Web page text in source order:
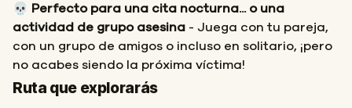
💀
Perfecto para una cita nocturna... o una
actividad de grupo asesina - Juega con tu pareja,
con un grupo de amigos o incluso en solitario, ¡pero
no acabes siendo la próxima víctima!
Ruta que explorarás
Inicio
Final